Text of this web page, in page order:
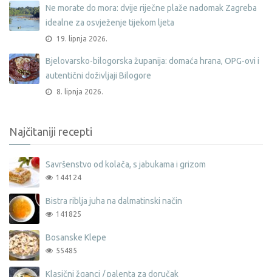
Ne morate do mora: dvije riječne plaže nadomak Zagreba
idealne za osvježenje tijekom ljeta
19. lipnja 2026.
Bjelovarsko-bilogorska županija: domaća hrana, OPG-ovi i
autentični doživljaji Bilogore
8. lipnja 2026.
Najčitaniji recepti
Savršenstvo od kolača, s jabukama i grizom
144124
Bistra riblja juha na dalmatinski način
141825
Bosanske Klepe
55485
Klasični žganci / palenta za doručak